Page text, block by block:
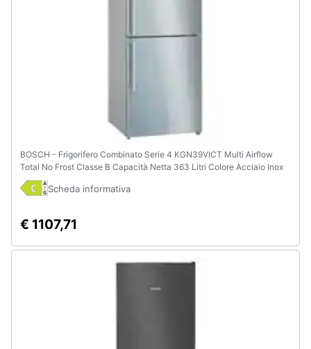
BOSCH - Frigorifero Combinato Serie 4 KGN39VICT Multi Airflow
Total No Frost Classe B Capacità Netta 363 Litri Colore Acciaio Inox
Scheda informativa
€ 1107,71